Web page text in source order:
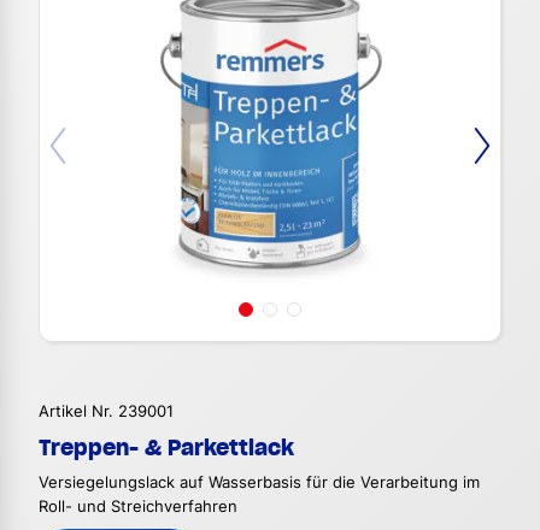
Artikel Nr. 239001
Treppen- & Parkettlack
Versiegelungslack auf Wasserbasis für die Verarbeitung im
Roll- und Streichverfahren